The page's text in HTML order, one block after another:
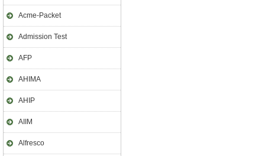
Acme-Packet
Admission Test
AFP
AHIMA
AHIP
AIIM
Alfresco